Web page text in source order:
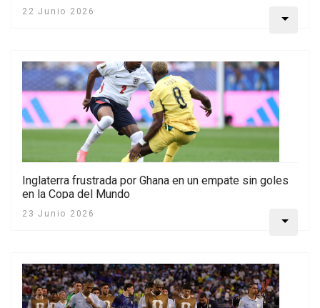
22 Junio 2026
Inglaterra frustrada por Ghana en un empate sin goles
en la Copa del Mundo
23 Junio 2026